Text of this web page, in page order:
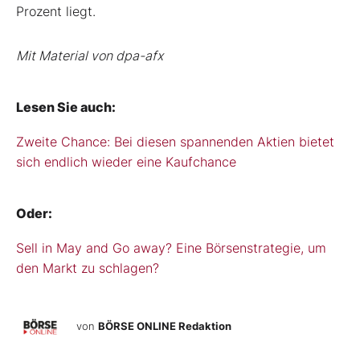
Prozent liegt.
Mit Material von dpa-afx
Lesen Sie auch:
Zweite Chance: Bei diesen spannenden Aktien bietet
sich endlich wieder eine Kaufchance
Oder:
Sell in May and Go away? Eine Börsenstrategie, um
den Markt zu schlagen?
von BÖRSE ONLINE Redaktion